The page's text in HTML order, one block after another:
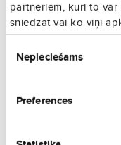
partneriem, kuri to
sniedzat vai ko viņi
izvēle
Nepieciešams
Preferences